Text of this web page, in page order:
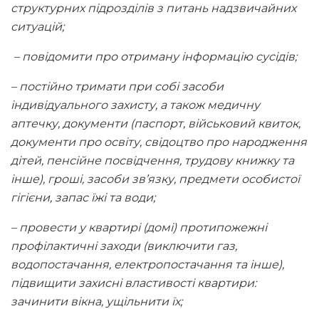
структурних підрозділів з питань надзвичайних
ситуацій;
– повідомити про отриману інформацію сусідів;
– постійно тримати при собі засоби
індивідуального захисту, а також медичну
аптечку, документи (паспорт, військовий квиток,
документи про освіту, свідоцтво про народження
дітей, пенсійне посвідчення, трудову книжку та
інше), гроші, засоби зв’язку, предмети особистої
гігієни, запас їжі та води;
– провести у квартирі (домі) протипожежні
профілактичні заходи (виключити газ,
водопостачання, електропостачання та інше),
підвищити захисні властивості квартири:
зачинити вікна, ущільнити їх;